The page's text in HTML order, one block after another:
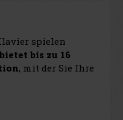
spielen
bis zu 16
, mit der Sie Ihre